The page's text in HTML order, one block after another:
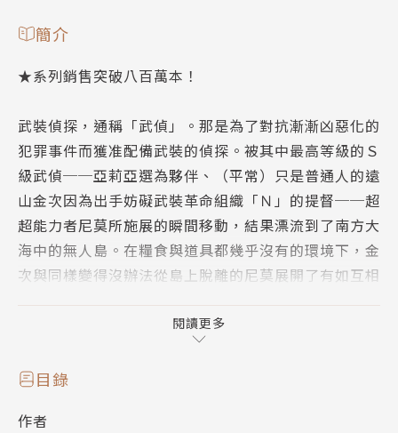
簡介
★系列銷售突破八百萬本！
武裝偵探，通稱「武偵」。那是為了對抗漸漸凶惡化的
犯罪事件而獲准配備武裝的偵探。被其中最高等級的Ｓ
級武偵──亞莉亞選為夥伴、（平常）只是普通人的遠
山金次因為出手妨礙武裝革命組織「Ｎ」的提督──超
超能力者尼莫所施展的瞬間移動，結果漂流到了南方大
海中的無人島。在糧食與道具都幾乎沒有的環境下，金
次與同樣變得沒辦法從島上脫離的尼莫展開了有如互相
而互相仇視，但隨著兩人獨處的生活，距離也變得越來
越近了……？超人氣武裝動作愛情喜劇，第二十八集隆
重登場！
閱讀更多
目錄
作者